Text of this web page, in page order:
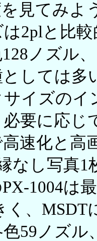
見てみよ
2plと比
ノズル
しては多
イズのイ
必要に応
速化と高
なし写真1
1004は
く、
59ノズル